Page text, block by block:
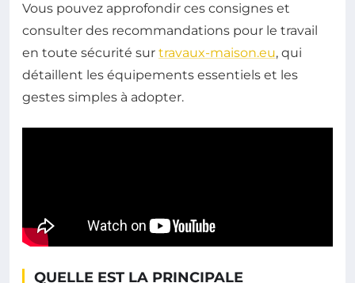
Vous pouvez approfondir ces consignes et
consulter des recommandations pour le travail
en toute sécurité sur travaux-maison.eu, qui
détaillent les équipements essentiels et les
gestes simples à adopter.
QUELLE EST LA PRINCIPALE